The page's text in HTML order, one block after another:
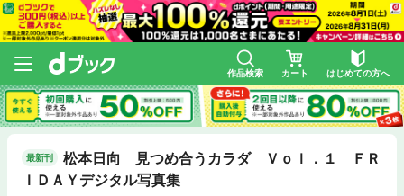
作品検索 カート はじめての方へ
最新刊
松本日向 見つめ合うカラダ Ｖｏｌ．１ ＦＲ
ＩＤＡＹデジタル写真集